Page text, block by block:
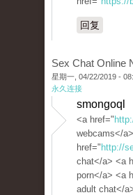
回复
Sex Chat Online
星期一, 04/22/2019 -
永久连接
smongoql
<a href="
webcams</
href=" http://
chat</a> <a
porn</a> <a
adult chat</